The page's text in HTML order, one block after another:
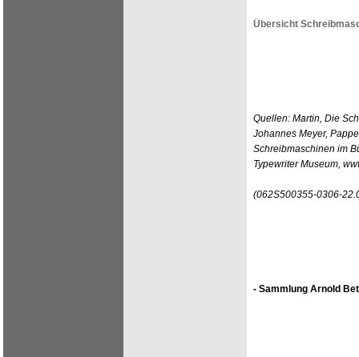
Übersicht
Quellen: Martin, Die
Johannes Meyer,
Schreibmaschinen im
Typewriter Museum,
(062S500355-0306-
- Sammlung Arnold